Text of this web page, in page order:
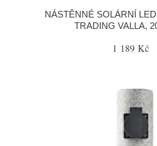
NÁSTĚNNÉ SOLÁRNÍ
TRADING VALLA,
1 189 Kč